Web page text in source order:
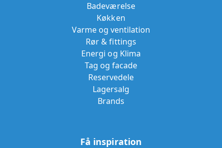
Badeværelse
Køkken
Varme og ventilation
Rør & fittings
Energi og Klima
Tag og facade
Reservedele
Lagersalg
Brands
Få inspiration